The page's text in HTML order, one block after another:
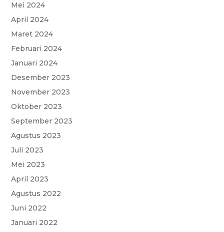
Mei 2024
April 2024
Maret 2024
Februari 2024
Januari 2024
Desember 2023
November 2023
Oktober 2023
September 2023
Agustus 2023
Juli 2023
Mei 2023
April 2023
Agustus 2022
Juni 2022
Januari 2022